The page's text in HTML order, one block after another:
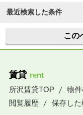
最近検索した条件
この
賃貸 rent
所沢賃貸TOP
物
閲覧履歴
保存し